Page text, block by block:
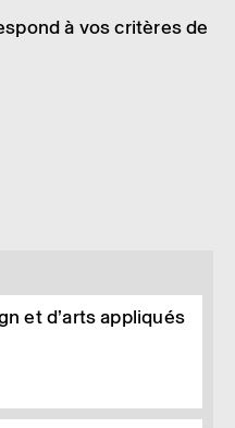
à vos critères de
et d’arts appliqués